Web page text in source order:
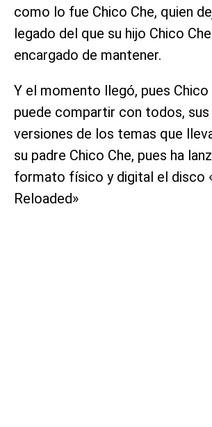
como lo fue Chico Che, quien
legado del que su hijo Chico
encargado de mantener.
Y el momento llegó, pues Chico
puede compartir con todos, sus
versiones de los temas que
su padre Chico Che, pues ha
formato físico y digital el disco
Reloaded»